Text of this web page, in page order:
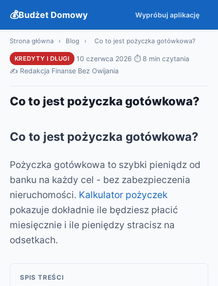
Budżet Domowy Wypróbuj aplikację
Strona główna › Blog › Co to jest pożyczka gotówkowa?
KREDYTY I DŁUGI · 10 czerwca 2026 ⏱ 8 min czytania
✍️ Redakcja Finanse Bez Owijania
Co to jest pożyczka gotówkowa?
Co to jest pożyczka gotówkowa?
Pożyczka gotówkowa to szybki pieniądz od
banku na każdy cel - bez zabezpieczenia
nieruchomości. Kalkulator pożyczek
pokazuje dokładnie ile będziesz płacić
miesięcznie i ile pieniędzy stracisz na
odsetkach.
SPIS TREŚCI